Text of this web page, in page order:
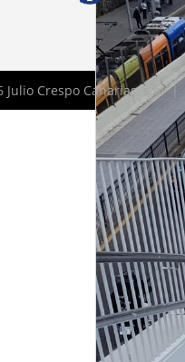
Julio Crespo Canarias, s.a. |